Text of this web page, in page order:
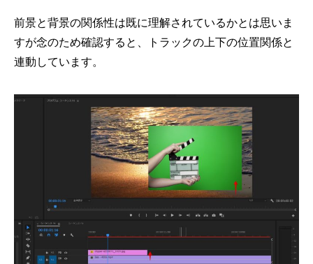
前景と背景の関係性は既に理解されているかとは思いま
すが念のため確認すると、トラックの上下の位置関係と
連動しています。